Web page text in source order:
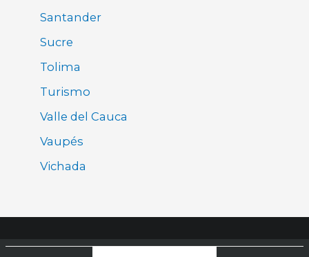
Santander
Sucre
Tolima
Turismo
Valle del Cauca
Vaupés
Vichada